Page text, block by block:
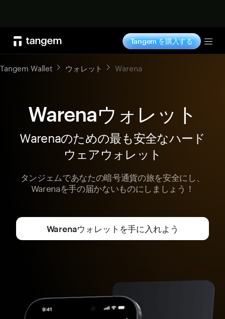
Tangem を購入する
Tangem Wallet ウォレット Warena
Warenaウォレット
Warenaのための最も安全なハード
ウェアウォレット
タンジェムであなたの暗号通貨の旅を安全にし、
Warenaを手の届かないものにしましょう！
Warenaウォレットを手に入れよう